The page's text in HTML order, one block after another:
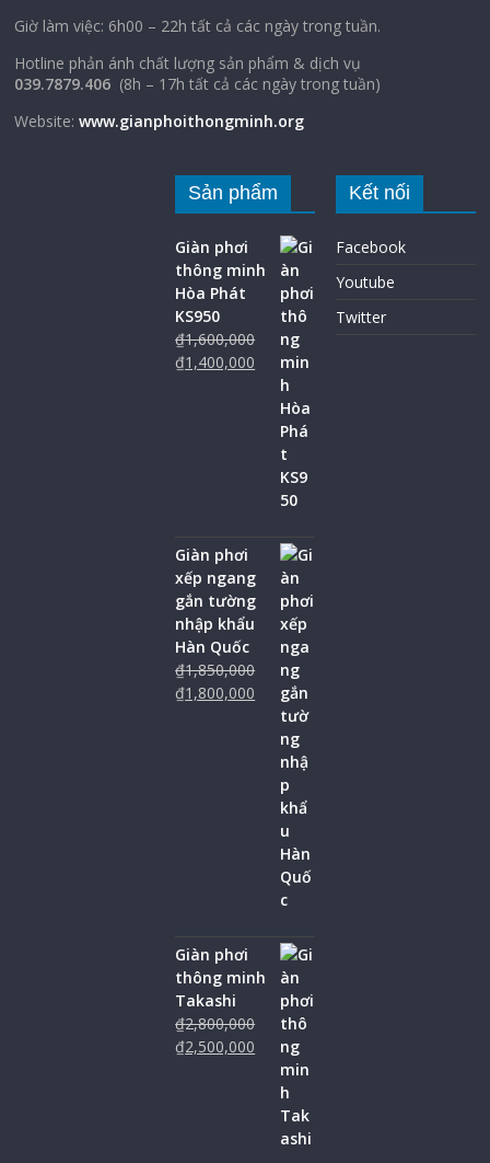
Giờ làm việc: 6h00 – 22h tất cả các ngày trong tuần.
Hotline phản ánh chất lượng sản phẩm & dịch vụ
039.7879.406 (8h – 17h tất cả các ngày trong tuần)
Website:www.gianphoithongminh.org
Sản phẩm
Giàn phơi
thông minh
Hòa Phát
KS950
₫1,600,000
₫1,400,000
Giàn phơi
xếp ngang
gắn tường
nhập khẩu
Hàn Quốc
₫1,850,000
₫1,800,000
Giàn phơi
thông minh
Takashi
₫2,800,000
₫2,500,000
Kết nối
Facebook
Youtube
Twitter